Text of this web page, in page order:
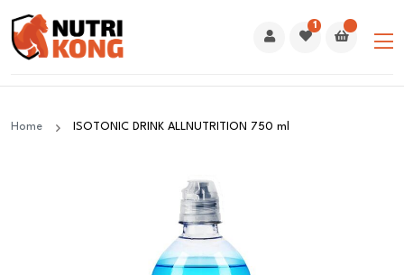
1
Home ISOTONIC DRINK ALLNUTRITION 750 ml